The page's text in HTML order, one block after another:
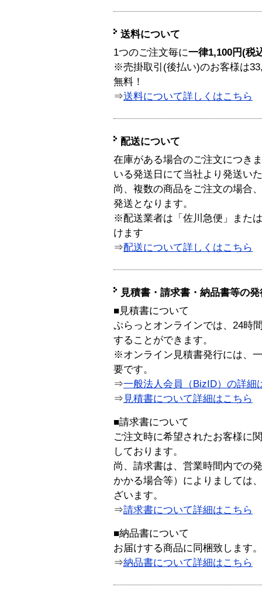
送料について
1つのご注文毎に一律1,100円(税
※売掛取引(後払い)のお客様は
無料！
⇒送料について詳しくはこちら
配送について
在庫がある場合のご注文につき
いる発送日にて当社より発送い
尚、複数の商品をご注文の場合
発送となります。
※配送業者は「佐川急便」また
けます
⇒配送について詳しくはこちら
見積書・請求書・納品書等の
■見積書について
ぷらっとオンラインでは、24時
することができます。
※オンライン見積書発行には、
要です。
⇒一般法人会員（BizID）の詳細
⇒ 見積書について詳細はこちら
■請求書について
ご注文時に希望されたお客様に
しております。
尚、請求書は、営業時間内での
かかる場合等）によりましては
ざいます。
⇒請求書について詳細はこちら
■納品書について
お届けする商品に同梱致します。
⇒納品書について詳細はこちら